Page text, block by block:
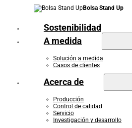
Bolsa Stand Up
Sostenibilidad
A medida
Solución a medida
Casos de clientes
Acerca de
Producción
Control de calidad
Servicio
Investigación y desarrollo